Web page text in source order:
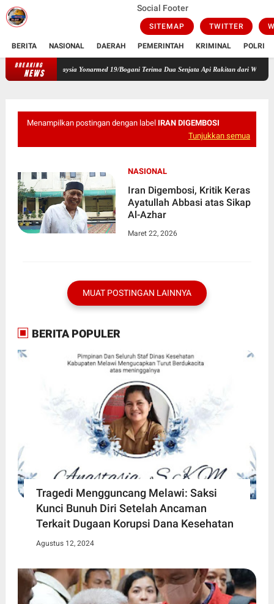
Social Footer
SITEMAP TWITTER
BERITA NASIONAL DAERAH PEMERINTAH KRIMINAL POLRI
BREAKING
NEWS
RI-Malaysia Yonarmed 19/Bogani Terima Dua Senjata Api Rakitan dari Warga
Menampilkan postingan dengan label IRAN DIGEMBOSI
Tunjukkan semua
NASIONAL
Iran Digembosi, Kritik Keras
Ayatullah Abbasi atas Sikap
Al-Azhar
Maret 22, 2026
MUAT POSTINGAN LAINNYA
BERITA POPULER
Tragedi Mengguncang Melawi: Saksi
Kunci Bunuh Diri Setelah Ancaman
Terkait Dugaan Korupsi Dana Kesehatan
Agustus 12, 2024